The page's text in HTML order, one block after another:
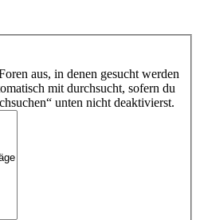
aus, in denen gesucht werden
mit durchsucht, sofern du
unten nicht deaktivierst.